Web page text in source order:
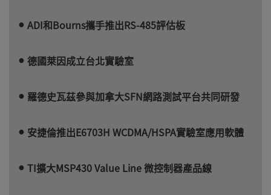
ADI和Bourns攜手推出RS-485評估板
德國萊因成立台北實驗室
羅德史瓦茲參與加拿大SFN網路測試平台共同研發
安捷倫推出E6703H WCDMA/HSPA實驗室應用軟體
TI擴大MSP430 Value Line 微控制器產品線